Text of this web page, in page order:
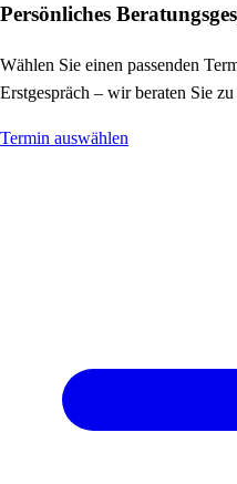
Persönliches
Wählen Sie einen passenden
Erstgespräch – wir beraten Sie
Termin auswählen